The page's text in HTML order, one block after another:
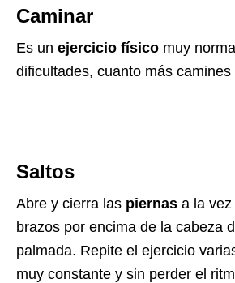
Caminar
Es un ejercicio físico muy
dificultades, cuanto más camines
Saltos
Abre y cierra las piernas a la
brazos por encima de la cabeza
palmada. Repite el ejercicio
muy constante y sin perder el